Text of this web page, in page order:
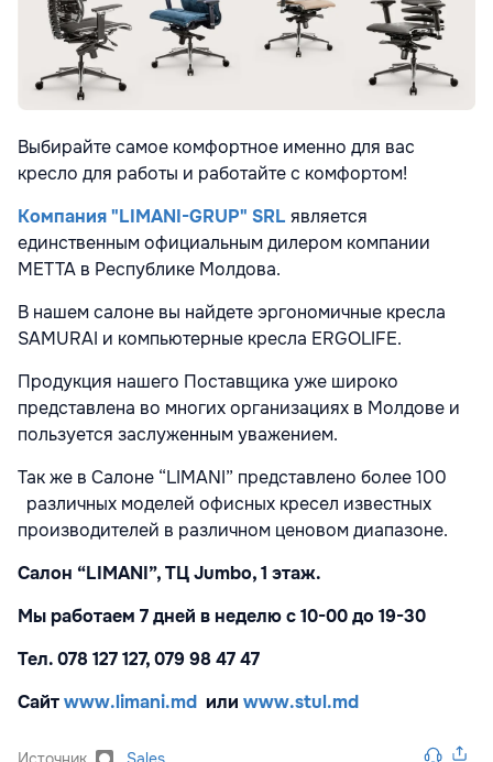
Выбирайте самое комфортное именно для вас
кресло для работы и работайте с комфортом!
Компания "LIMANI-GRUP" SRL является
единственным официальным дилером компании
METTA в Республике Молдова.
В нашем салоне вы найдете эргономичные кресла
SAMURAI и компьютерные кресла ERGOLIFE.
Продукция нашего Поставщика уже широко
представлена во многих организациях в Молдове и
пользуется заслуженным уважением.
Так же в Салоне “LIMANI” представлено более 100
различных моделей офисных кресел известных
производителей в различном ценовом диапазоне.
Салон “LIMANI”, ТЦ Jumbo, 1 этаж.
Mы работаем 7 дней в неделю с 10-00 до 19-30
Тел. 078 127 127, 079 98 47 47
Сайтwww.limani.md или www.stul.md